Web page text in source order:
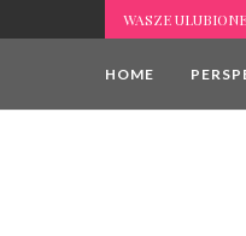
WASZE ULUBIONE
HOME